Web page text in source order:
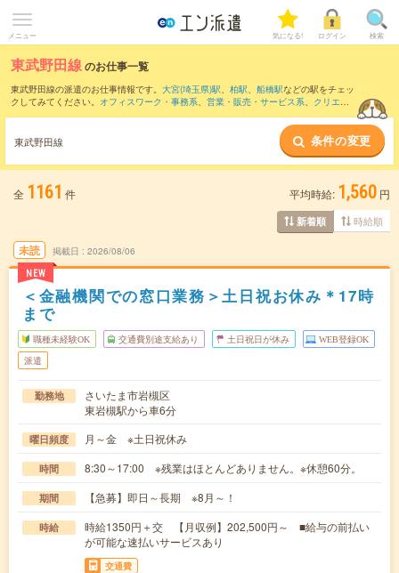
メニュー 気になる! ログイン 検索
東武野田線のお仕事一覧
東武野田線の派遣のお仕事情報です。 大宮(埼玉県)駅、 柏駅、 船橋駅などの駅をチェッ
クしてみてください。 オフィスワーク・事務系、 営業・販売・サービス系、 クリエイ
東武野田線 条件の変更
全 1161 件 平均時給: 1,560 円
新着順 時給順
未読
NEW
掲載日 2026/08/06
＜金融機関での窓口業務＞土日祝お休み＊17時
まで
職種未経験OK 交通費別途支給あり 土日祝日が休み WEB登録OK
派遣
勤務地
さいたま市岩槻区
東岩槻駅から車6分
曜日頻度 月～金 ※土日祝休み
時間 8:30～17:00 ※残業はほとんどありません。※休憩60分。
期間 【急募】即日～長期 ※8月～！
時給
時給1350円＋交 【月収例】202,500円～ ■給与の前払い
が可能な速払いサービスあり
交通費